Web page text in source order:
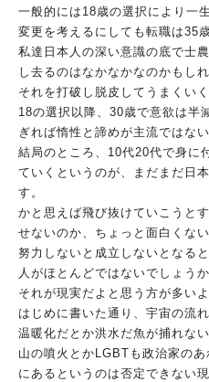
一般的には18歳の選択により一
変更を考えるにしても転職は35
私達日本人の深い意識の底で士
し 去るのはなかなかなのかもしれ
それを打破し脱皮してうまくいく
18の選択以降、30歳で意欲は半
ぎれば惰性と諦めが主流ではな
結局のところ、10代20代で身に
ていくというのが、まだまだ日
す。
かと思えば飛び抜けていこうと
せないのか、ちょっと面白くな
努力 しないと成立しないとなる
人がほ とんどではないでしょうか
それが現実だよと思う方が多いよ
はじめに書いた通り、宇宙の流
温暖化だとか洪水だ魚が捕れな
山の噴火とかLGBTも政治家の
にあるというのは否定できない